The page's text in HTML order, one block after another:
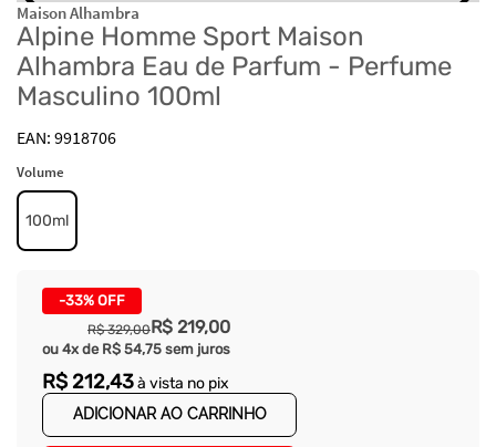
Maison Alhambra
Alpine Homme Sport Maison
Alhambra Eau de Parfum - Perfume
Masculino 100ml
9918706
Volume
100ml
-33% OFF
R$ 219,00
R$ 329,00
ou 4x de R$ 54,75 sem juros
R$ 212,43à vista no pix
ADICIONAR AO CARRINHO